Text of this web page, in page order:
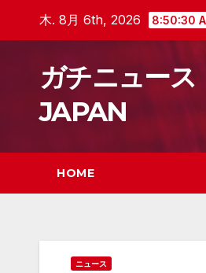
木. 8月 6th, 2026 8:50:31
ガチニュース
JAPAN
HOME
ニュース